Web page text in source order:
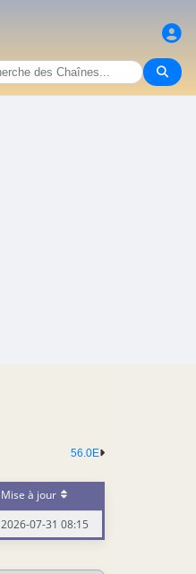
56.0E
Mise à jour
2026-07-31 08:15